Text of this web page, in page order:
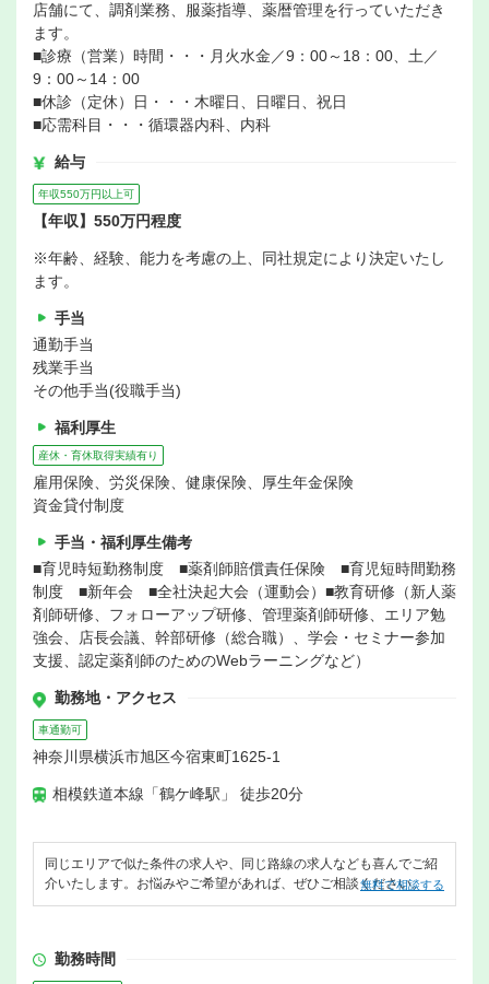
店舗にて、調剤業務、服薬指導、薬暦管理を行っていただき
ます。
■診療（営業）時間・・・月火水金／9：00～18：00、土／
9：00～14：00
■休診（定休）日・・・木曜日、日曜日、祝日
■応需科目・・・循環器内科、内科
給与
年収550万円以上可
【年収】550万円程度
※年齢、経験、能力を考慮の上、同社規定により決定いたし
ます。
手当
通勤手当
残業手当
その他手当(役職手当)
福利厚生
産休・育休取得実績有り
雇用保険、労災保険、健康保険、厚生年金保険
資金貸付制度
手当・福利厚生備考
■育児時短勤務制度 ■薬剤師賠償責任保険 ■育児短時間勤務
制度 ■新年会 ■全社決起大会（運動会）■教育研修（新人薬
剤師研修、フォローアップ研修、管理薬剤師研修、エリア勉
強会、店長会議、幹部研修（総合職）、学会・セミナー参加
支援、認定薬剤師のためのWebラーニングなど）
勤務地・アクセス
車通勤可
神奈川県横浜市旭区今宿東町1625-1
相模鉄道本線「鶴ケ峰駅」 徒歩20分
同じエリアで似た条件の求人や、同じ路線の求人なども喜んでご紹
介いたします。お悩みやご希望があれば、ぜひご相談ください。
無料で相談する
勤務時間